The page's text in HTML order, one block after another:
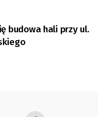
budowa hali przy ul.